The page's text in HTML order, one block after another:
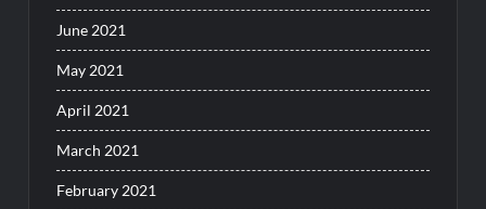
June 2021
May 2021
April 2021
March 2021
February 2021